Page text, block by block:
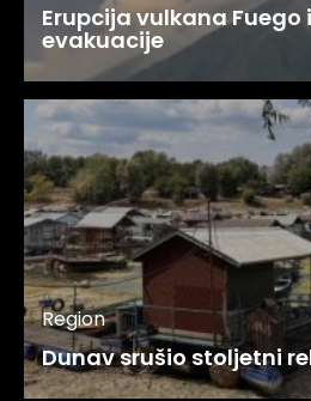
Erupcija vulkana Fuego
evakuacije
Region
Dunav srušio stoljetni